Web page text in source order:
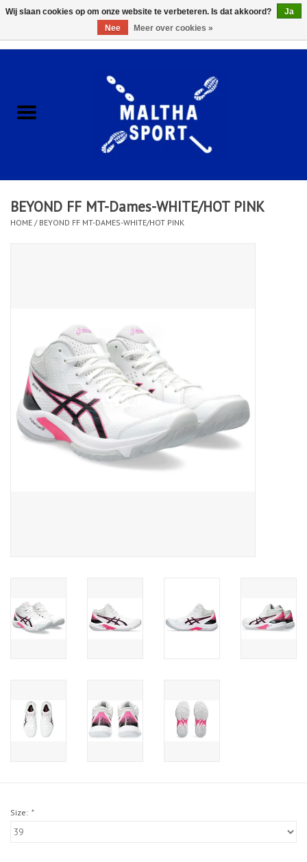
ACCESSOIRES/HARDWARE
KLEDING
CLUBSHOPS
Merken
BEYOND FF MT-Dames-WHITE/HOT PINK
HOME / BEYOND FF MT-DAMES-WHITE/HOT PINK
Size: *
Wij slaan cookies op om onze website te verbeteren. Is dat akkoord?
Ja
Nee
Meer over cookies »